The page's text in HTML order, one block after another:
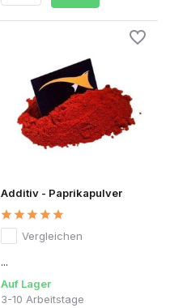
Additiv - Paprikapulver
Vergleichen
...
Auf Lager
3-10 Arbeitstage